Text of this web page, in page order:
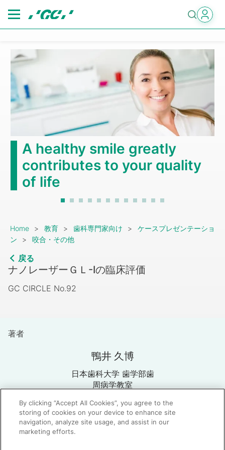
main
A healthy smile greatly
contributes to your quality
of life
Breadcrumb
Home 教育 歯科専門家向け
ケースプレゼンテーショ
ン
咬合・その他
戻る
ナノレーザーＧＬ-Iの臨床評価
GC CIRCLE No.92
著者
鴨井 久博
日本歯科大学 歯学部歯
周病学教室
By clicking “Accept All Cookies”, you agree to the
storing of cookies on your device to enhance site
navigation, analyze site usage, and assist in our
marketing efforts.